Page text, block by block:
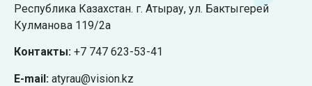
Республика Казахстан. г. Атырау, ул. Бактыгерей
Кулманова 119/2а
Контакты: +7 747 623-53-41
E-mail: atyrau@vision.kz